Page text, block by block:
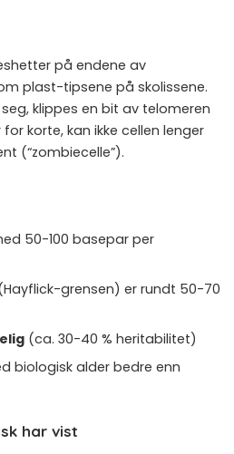
på endene av
plast-tipsene på skolissene.
klippes en bit av telomeren
korte, kan ikke cellen lenger
(“zombiecelle”).
50-100 basepar per
grensen) er rundt 50-70
(ca. 30-40 % heritabilitet)
biologisk alder bedre enn
har vist